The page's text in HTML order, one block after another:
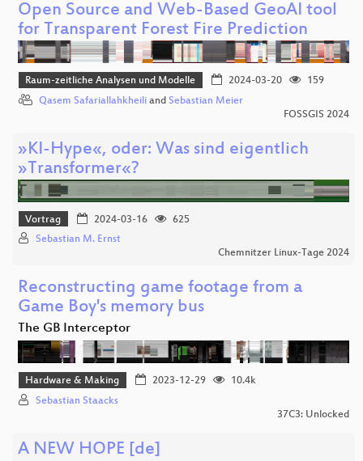
Open Source and Web-Based GeoAI tool
for Transparent Forest Fire Prediction
Raum-zeitliche Analysen und Modelle 2024-03-20
159
Qasem Safariallahkheili and Sebastian Meier
FOSSGIS 2024
»KI-Hype«, oder: Was sind eigentlich
»Transformer«?
Vortrag 2024-03-16
625
Sebastian M. Ernst
Chemnitzer Linux-Tage 2024
Reconstructing game footage from a
Game Boy's memory bus
The GB Interceptor
Hardware & Making 2023-12-29
10.4k
Sebastian Staacks
37C3: Unlocked
A NEW HOPE [de]